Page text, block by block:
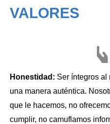
VALORES
Honestidad: Ser íntegros al
una manera auténtica.
que le hacemos, no
cumplir, no camuflamos